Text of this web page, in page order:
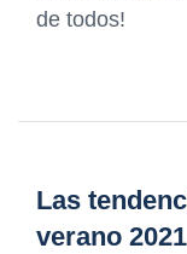
de todos!
Las
verano 2021